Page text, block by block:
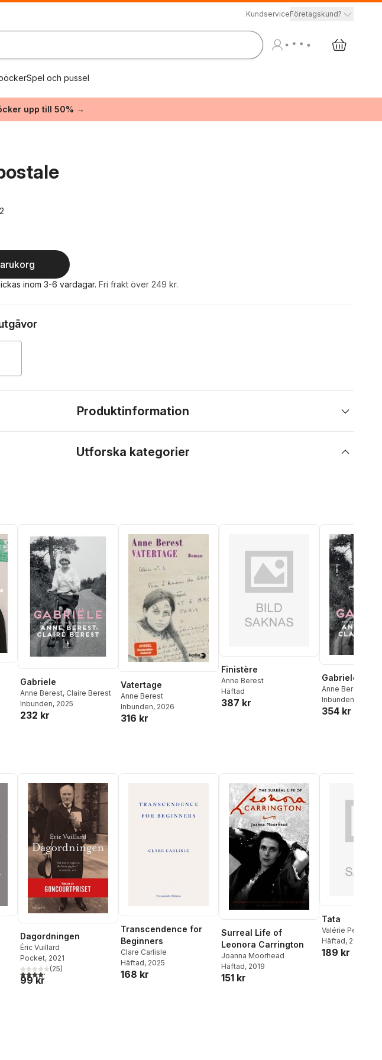
KundserviceFöretagskund?
Spel och pussel
upp till 50% →
inom 3-6 vardagar. Fri frakt över 249 kr.
Produktinformation
Utforska kategorier
antal röster:
Gabriele
Anne Berest, Claire Berest
Inbunden, 2025
232 kr
Vatertage
Anne Berest
Inbunden, 2026
316 kr
Finistère
Anne Berest
Häftad
387 kr
Gabriele
Anne Berest
Inbunden
354 kr
Dagordningen
Éric Vuillard
Pocket, 2021
4,2utav 5 stjärnor. Totalt antal röster:
(25)
99 kr
Transcendence for
Beginners
Clare Carlisle
Häftad, 2025
168 kr
Surreal Life of
Leonora Carrington
Joanna Moorhead
Häftad, 2019
151 kr
Tata
Valérie Perrin
Häftad, 2026
189 kr